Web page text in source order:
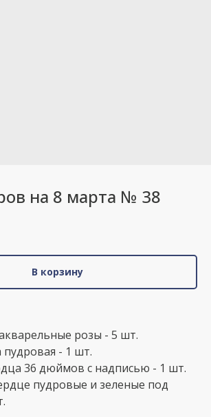
на 8 марта № 38
В корзину
розы - 5 шт.
пудровая - 1 шт.
36 дюймов с надписью - 1 шт.
пудровые и зеленые под